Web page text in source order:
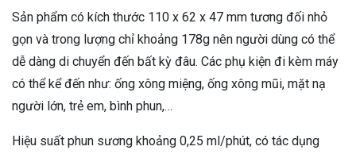
Sản phẩm có kích thước 110 x 62 x 47 mm tương đối nhỏ
gọn và trong lượng chỉ khoảng 178g nên người dùng có thể
dễ dàng di chuyển đến bất kỳ đâu. Các phụ kiện đi kèm máy
có thể kể đến như: ống xông miệng, ống xông mũi, mặt nạ
người lớn, trẻ em, bình phun,…
Hiệu suất phun sương khoảng 0,25 ml/phút, có tác dụng